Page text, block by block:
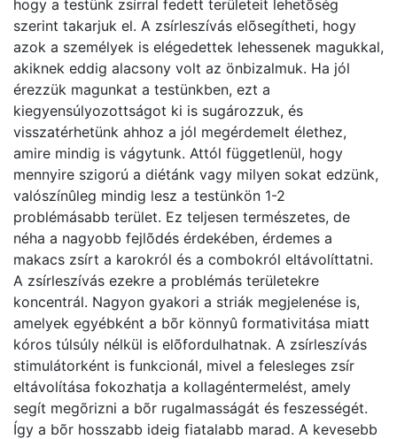
hogy a testünk zsírral fedett területeit lehetõség
szerint takarjuk el. A zsírleszívás elõsegítheti, hogy
azok a személyek is elégedettek lehessenek magukkal,
akiknek eddig alacsony volt az önbizalmuk. Ha jól
érezzük magunkat a testünkben, ezt a
kiegyensúlyozottságot ki is sugározzuk, és
visszatérhetünk ahhoz a jól megérdemelt élethez,
amire mindig is vágytunk. Attól függetlenül, hogy
mennyire szigorú a diétánk vagy milyen sokat edzünk,
valószínûleg mindig lesz a testünkön 1-2
problémásabb terület. Ez teljesen természetes, de
néha a nagyobb fejlõdés érdekében, érdemes a
makacs zsírt a karokról és a combokról eltávolíttatni.
A zsírleszívás ezekre a problémás területekre
koncentrál. Nagyon gyakori a striák megjelenése is,
amelyek egyébként a bõr könnyû formativitása miatt
kóros túlsúly nélkül is elõfordulhatnak. A zsírleszívás
stimulátorként is funkcionál, mivel a felesleges zsír
eltávolítása fokozhatja a kollagéntermelést, amely
segít megõrizni a bõr rugalmasságát és feszességét.
Így a bõr hosszabb ideig fiatalabb marad. A kevesebb